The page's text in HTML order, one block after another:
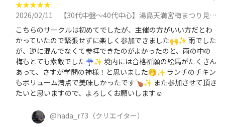
★★★★★
2026/02/11
【30代中盤〜40代中心】湯島天満宮梅まつり見学&人気イタリアンのお店でランチ会に参加
こちらのサークルは初めてでしたが、主催の方がいい方だとわ
かっていたので緊張せずに楽しく参加できました🙌✨ 雨でした
が、逆に混んでなくて参拝できたのがよかったのと、雨の中の
梅もとても素敵でした☔️✨ 境内には合格祈願の絵馬がたくさん
あって、さすが学問の神様！と思いました🤭✨ ランチのチキン
もボリューム満点で美味しかったです🍗✨ また参加させて頂き
たいと思いますので、よろしくお願いします☺️
@hada_r73 （クリエイター）